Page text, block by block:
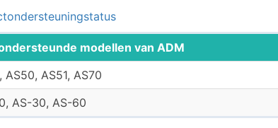
modellen van ADM
AS50, AS51, AS70
AS-30, AS-60